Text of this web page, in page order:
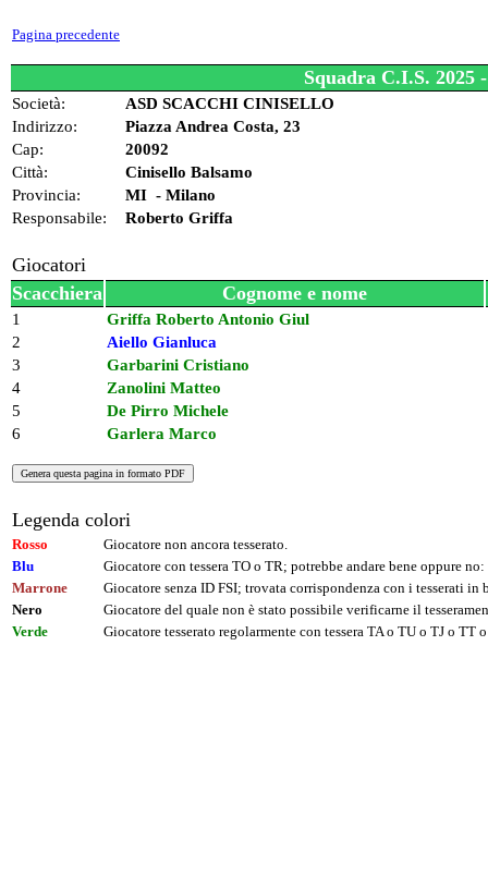
Pagina precedente
Squadra C.I.S. 2025
Società:
ASD SCACCHI CINISELLO
Indirizzo:
Piazza Andrea Costa, 23
Cap:
20092
Città:
Cinisello Balsamo
Provincia:
MI - Milano
Responsabile:
Roberto Griffa
Giocatori
Scacchiera
Cognome e nome
1 Griffa Roberto Antonio Giul
2
Aiello Gianluca
3
Garbarini Cristiano
4
Zanolini Matteo
5
De Pirro Michele
6
Garlera Marco
Legenda colori
Rosso
Giocatore non ancora tesserato.
Blu
Giocatore con tessera TO o TR; potrebbe andare bene oppure
Marrone
Giocatore senza ID FSI; trovata corrispondenza con i tesserati
Nero
Giocatore del quale non è stato possibile verificarne il
Verde
Giocatore tesserato regolarmente con tessera TA o TU o TJ o TT